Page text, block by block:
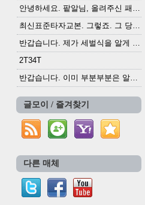
최신표준타자교본. 그렇죠. 그 당시에 최신 표준...
2T34T
반갑습니다. 이미 부분부분은 알려진 정보들이...
글모이 / 즐겨찾기
다른 매체